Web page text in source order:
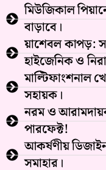
মিউজিকাল
বাড়াবে।
য়াশেবল কাপড়:
হাইজেনিক ও
মাল্টিফাংশনাল
সহায়ক।
নরম ও
পারফেক্ট!
আকর্ষণীয়
সমাহার।